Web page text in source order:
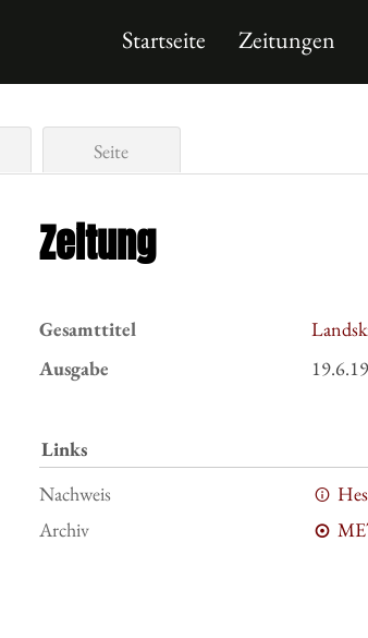
Startseite Zeitungen
Seite
Zeitung
Gesamttitel
Ausgabe
Links
Nachweis
Archiv